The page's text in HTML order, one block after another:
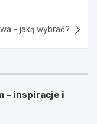
– jaką wybrać?
– inspiracje i